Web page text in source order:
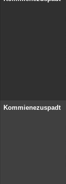
Kommienezuspadt